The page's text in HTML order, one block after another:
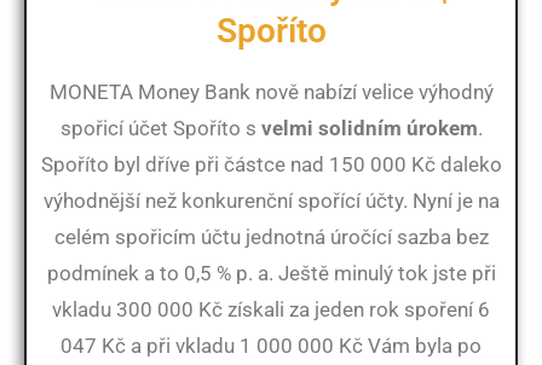
Spoříto
MONETA Money Bank nově nabízí velice výhodný
spořicí účet Spoříto s velmi solidním úrokem.
Spoříto byl dříve při částce nad 150 000 Kč daleko
výhodnější než konkurenční spořící účty. Nyní je na
celém spořicím účtu jednotná úročící sazba bez
podmínek a to 0,5 % p. a. Ještě minulý tok jste při
vkladu 300 000 Kč získali za jeden rok spoření 6
047 Kč a při vkladu 1 000 000 Kč Vám byla po